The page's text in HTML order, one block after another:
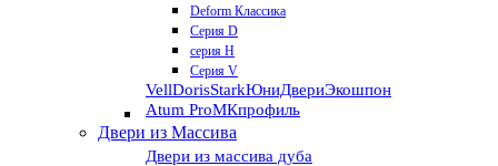
Deform Классика
Серия D
серия H
Серия V
VellDorisStarkЮниДвериЭкошпон
Atum ProМКпрофиль
Двери из Массива
Двери из массива дуба